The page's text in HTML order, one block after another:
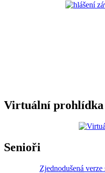
Virtuální prohlídka
Senioři
Zjednodušená